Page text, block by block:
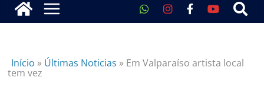
Início » Últimas Noticias » Em Valparaíso artista local
tem vez